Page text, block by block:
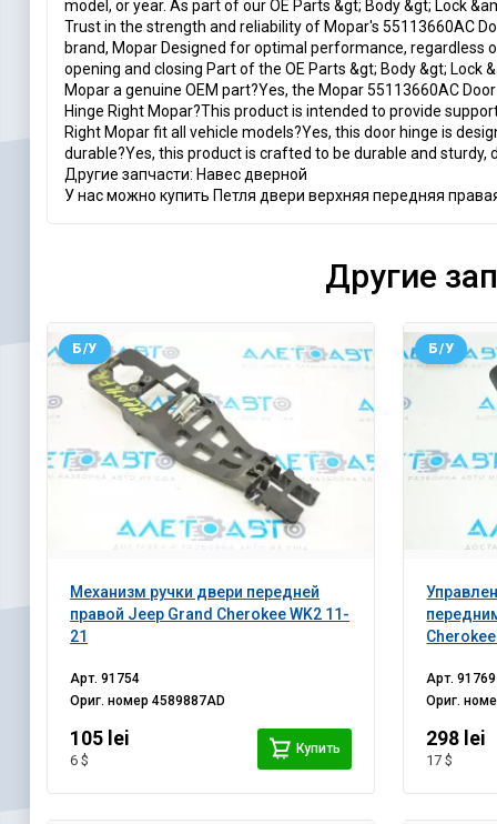
model, or year. As part of our OE Parts &gt; Body &gt; Lock
Trust in the strength and reliability of Mopar's 55113660AC
brand, Mopar Designed for optimal performance,
opening and closing Part of the OE Parts &gt; Body &gt;
Mopar a genuine OEM part?Yes, the Mopar 55113660AC
Hinge Right Mopar?This product is intended to provide
Right Mopar fit all vehicle models?Yes, this door hinge is
durable?Yes, this product is crafted to be durable and
Другие запчасти: Навес дверной
У нас можно купить Петля двери верхняя передняя
Другие
Механизм ручки двери передней
правой Jeep Grand Cherokee WK2 11-
21
Б/У
Арт.91754
Ориг. номер4589887AD
105 lei
6 $
Купить
Б/У
Арт.91769
Ориг.
298 lei
17 $